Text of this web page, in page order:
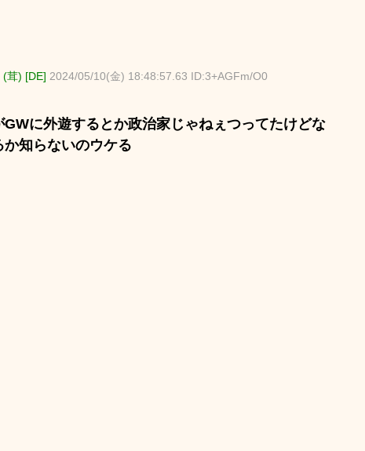
(茸) [DE] 2024/05/10(金) 18:48:57.63 ID:3+AGFm/O0
に外遊するとか政治家じゃねぇつってたけどな
知らないのウケる